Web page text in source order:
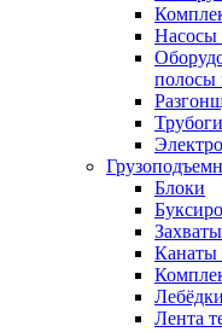
Насосы
Блоки
Захваты
Канаты
Лебёдки
Лента